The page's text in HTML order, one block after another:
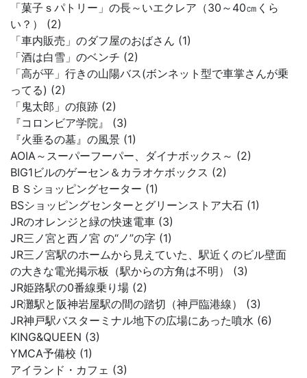
「菓子ｓパトリー」の長～いエクレア（30～40㎝くら
い？） (2)
「車内販売」のダフ屋のおばさん (1)
「酒は白雪」のベンチ (2)
「高が平」行きの山陽バス(ボンネット型で車掌さんが乗
ってる) (2)
「鬼太郎」の痕跡 (2)
『コロンビア学院』 (3)
『火垂るの墓』の風景 (1)
AOIA～スーパーフーパー、ダイナボックス～ (2)
BIG1ビルのゲーセン＆カラオケボックス (2)
ＢＳショッピングセーター (1)
BSショッピングセンターとグリーンストア大石 (1)
JRのオレンジと緑の快速電車 (3)
JR三ノ宮と西ノ宮 の“ノ”の字 (1)
JR三ノ宮駅のホームから見えていた、駅近くのビル壁面
の大きな電光掲示板（駅からの方角は不明） (3)
JR姫路駅の0番線乗り場 (2)
JR灘駅と阪神岩屋駅の間の踏切（神戸臨港線） (3)
JR神戸駅バスターミナル地下の広場にあった噴水 (6)
KING&QUEEN (3)
YMCA予備校 (1)
アイランド・カフェ (3)